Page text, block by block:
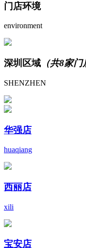
门店环境
environment
深圳区域 （共8家门
SHENZHEN
华强店
huaqiang
西丽店
xili
宝安店